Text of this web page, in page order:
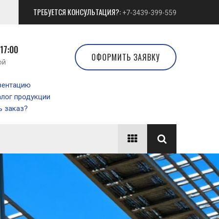
ТРЕБУЕТСЯ КОНСУЛЬТАЦИЯ?: +7-3439-399-559
продукции
заказ?
ОФОРМИТЬ ЗАЯВКУ